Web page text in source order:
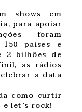
shows em
para apoiar
foram
países e
2 bilhões de
as rádios
a data
como curtir
let’s rock!